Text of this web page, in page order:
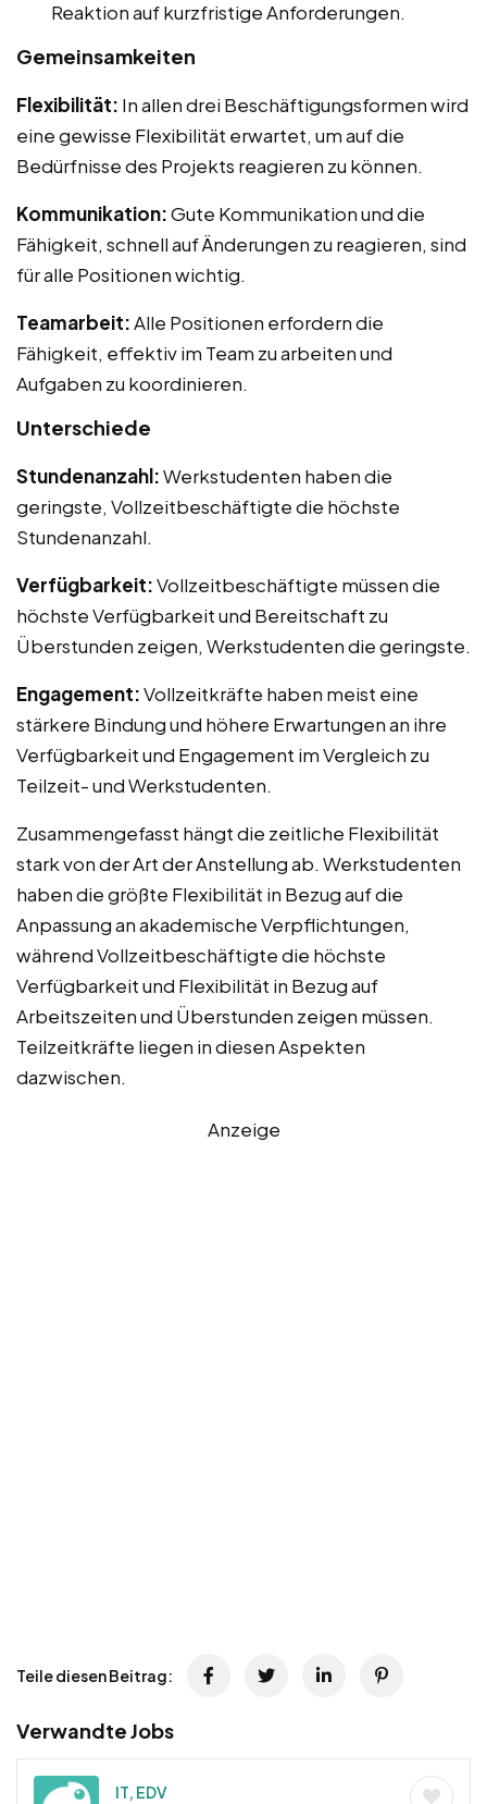
Reaktion auf kurzfristige Anforderungen.
Gemeinsamkeiten
Flexibilität: In allen drei Beschäftigungsformen wird
eine gewisse Flexibilität erwartet, um auf die
Bedürfnisse des Projekts reagieren zu können.
Kommunikation:Gute Kommunikation und die
Fähigkeit, schnell auf Änderungen zu reagieren, sind
für alle Positionen wichtig.
Teamarbeit:Alle Positionen erfordern die
Fähigkeit, effektiv im Team zu arbeiten und
Aufgaben zu koordinieren.
Unterschiede
Stundenanzahl:Werkstudenten haben die
geringste, Vollzeitbeschäftigte die höchste
Stundenanzahl.
Verfügbarkeit:Vollzeitbeschäftigte müssen die
höchste Verfügbarkeit und Bereitschaft zu
Überstunden zeigen, Werkstudenten die geringste.
Engagement:Vollzeitkräfte haben meist eine
stärkere Bindung und höhere Erwartungen an ihre
Verfügbarkeit und Engagement im Vergleich zu
Teilzeit- und Werkstudenten.
Zusammengefasst hängt die zeitliche Flexibilität
stark von der Art der Anstellung ab. Werkstudenten
haben die größte Flexibilität in Bezug auf die
Anpassung an akademische Verpflichtungen,
während Vollzeitbeschäftigte die höchste
Verfügbarkeit und Flexibilität in Bezug auf
Arbeitszeiten und Überstunden zeigen müssen.
Teilzeitkräfte liegen in diesen Aspekten
dazwischen.
Anzeige
Teile diesen Beitrag:
Verwandte Jobs
IT, EDV